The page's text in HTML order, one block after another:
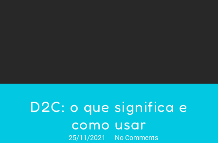
D2C: o que significa e
como usar
25/11/2021 No Comments